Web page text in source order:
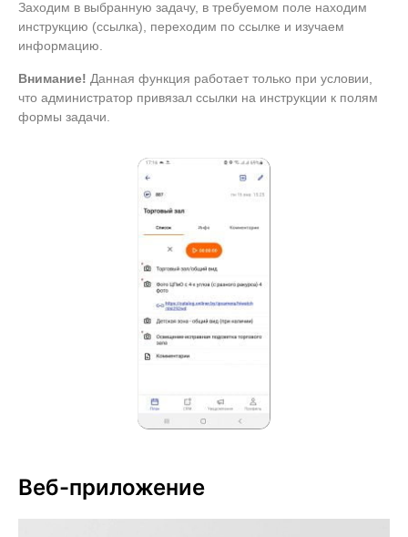
Заходим в выбранную задачу, в требуемом поле находим
инструкцию (ссылка), переходим по ссылке и изучаем
информацию.
Внимание! Данная функция работает только при условии,
что администратор привязал ссылки на инструкции к полям
формы задачи.
Веб-приложение